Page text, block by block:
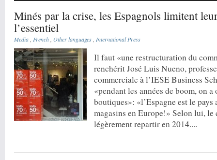
Minés par la crise, les Espagnols limitent
l’essentiel
Media French ,Other languages International Press
Il faut «une restructuration du
renchérit José Luis Nueno,
commerciale à l’IESE Business
«pendant les années de boom, on
boutiques»: «l’Espagne est le pays
magasins en Europe!» Selon lui,
légèrement repartir en 2014....